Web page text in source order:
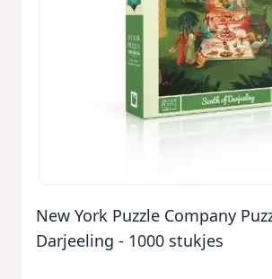
New York Puzzle Company
Darjeeling - 1000 stukjes